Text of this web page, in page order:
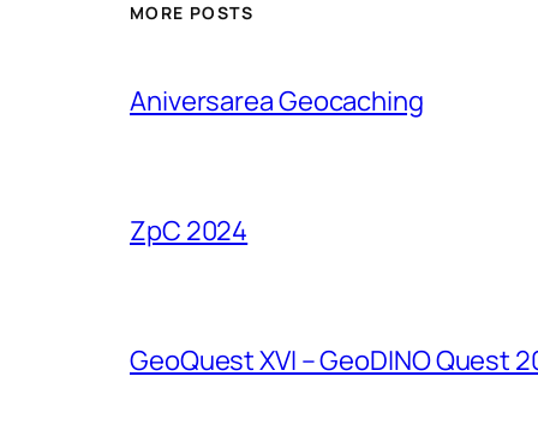
MORE POSTS
Aniversarea Geocaching
ZpC 2024
GeoQuest XVI – GeoDINO Quest